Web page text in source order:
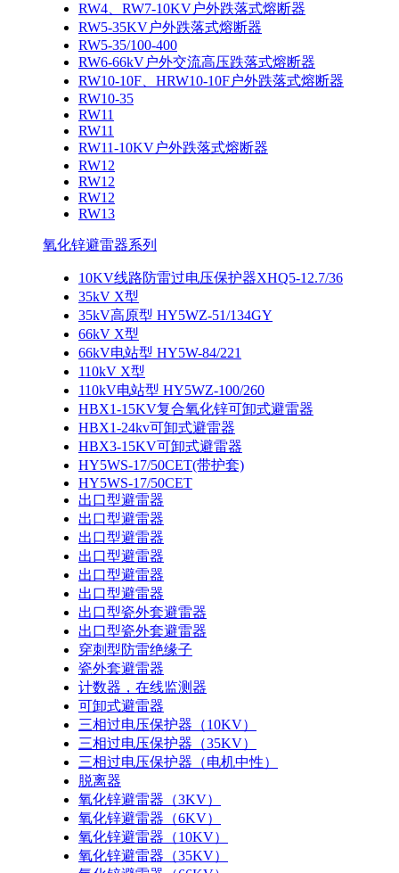
RW4、RW7-10KV户外跌落式熔断器
RW5-35KV户外跌落式熔断器
RW5-35/100-400
RW6-66kV户外交流高压跌落式熔断器
RW10-10F、HRW10-10F户外跌落式熔断器
RW10-35
RW11
RW11
RW11-10KV户外跌落式熔断器
RW12
RW12
RW12
RW13
氧化锌避雷器系列
10KV线路防雷过电压保护器XHQ5-12.7/36
35kV X型
35kV高原型 HY5WZ-51/134GY
66kV X型
66kV电站型 HY5W-84/221
110kV X型
110kV电站型 HY5WZ-100/260
HBX1-15KV复合氧化锌可卸式避雷器
HBX1-24kv可卸式避雷器
HBX3-15KV可卸式避雷器
HY5WS-17/50CET(带护套)
HY5WS-17/50CET
出口型避雷器
出口型避雷器
出口型避雷器
出口型避雷器
出口型避雷器
出口型避雷器
出口型瓷外套避雷器
出口型瓷外套避雷器
穿刺型防雷绝缘子
瓷外套避雷器
计数器，在线监测器
可卸式避雷器
三相过电压保护器（10KV）
三相过电压保护器（35KV）
三相过电压保护器（电机中性）
脱离器
氧化锌避雷器（3KV）
氧化锌避雷器（6KV）
氧化锌避雷器（10KV）
氧化锌避雷器（35KV）